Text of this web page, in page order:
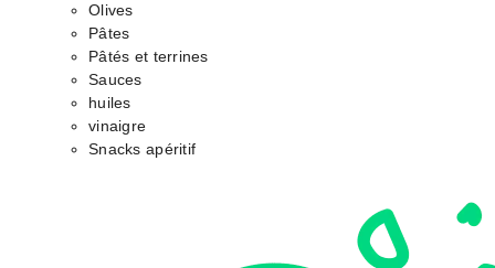
Olives
Pâtes
Pâtés et terrines
Sauces
huiles
vinaigre
Snacks apéritif